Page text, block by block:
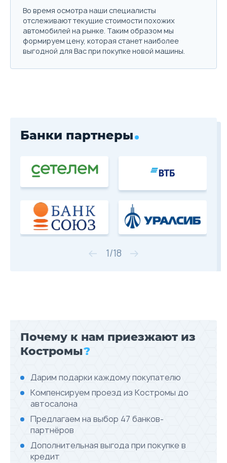
Скидка в Трейд-ин
Цена от Цена в кредит
Trade-in
Во время осмотра наши специалисты
отслеживают текущие стоимости похожих
автомобилей на рынке. Таким образом мы
формируем цену, которая станет наиболее
выгодной для Вас при покупке новой машины.
Банки партнеры
1/18
Почему к нам приезжают из
Костромы?
Дарим подарки каждому покупателю
Компенсируем проезд из Костромы до
автосалона
Предлагаем на выбор 47 банков-
партнёров
Дополнительная выгода при покупке в
кредит